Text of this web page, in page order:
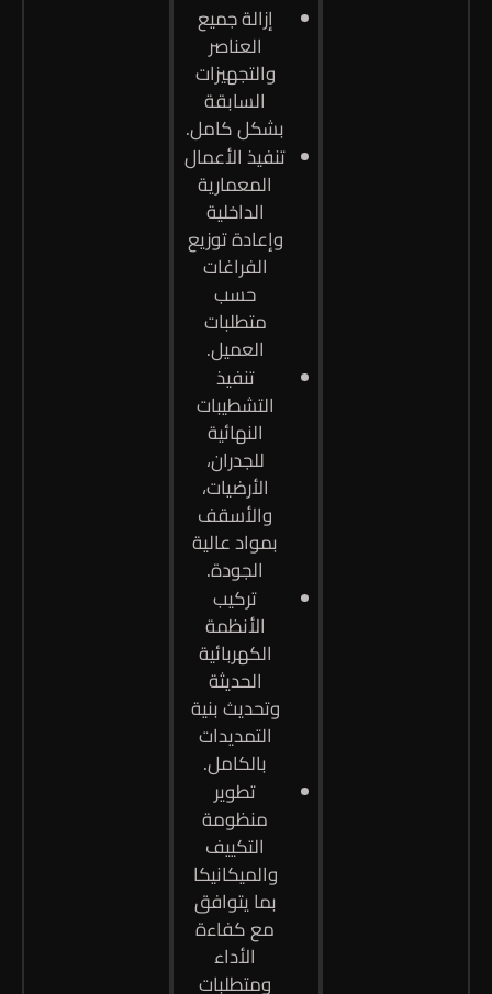
إزالة جميع
العناصر
والتجهيزات
السابقة
بشكل كامل.
تنفيذ الأعمال
المعمارية
الداخلية
وإعادة توزيع
الفراغات
حسب
متطلبات
العميل.
تنفيذ
التشطيبات
النهائية
للجدران،
الأرضيات،
والأسقف
بمواد عالية
الجودة.
تركيب
الأنظمة
الكهربائية
الحديثة
وتحديث بنية
التمديدات
بالكامل.
تطوير
منظومة
التكييف
والميكانيكا
بما يتوافق
مع كفاءة
الأداء
ومتطلبات